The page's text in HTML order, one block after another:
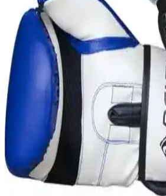
Bu makalede, Delta Maxima Deluxe PU
Siyah Mamba eldivenlerinin özellikleri,
karşılaştırmaları detaylı şekilde inceleniyor.
Spor Byfit 120x35 Cm Siyah
Güncel Özellikleri ve Kullanım
Bu dayanıklı ve kullanışlı boks kum
malzemeleri ve ergonomik tasarımıyla
imkanı sunar. Uzun ömürlü kullanım
Dragon Attack 6 ve Dragon
Eldivenleri Karşılaştırması ve
İki popüler boks eldiveni seti Dragon
Siyah detaylı şekilde karşılaştırıldı.
kullanım alanları ve performans